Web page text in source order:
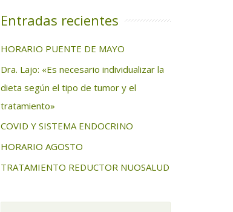
c
r
:
Entradas recientes
HORARIO PUENTE DE MAYO
Dra. Lajo: «Es necesario individualizar la
dieta según el tipo de tumor y el
tratamiento»
COVID Y SISTEMA ENDOCRINO
HORARIO AGOSTO
TRATAMIENTO REDUCTOR NUOSALUD